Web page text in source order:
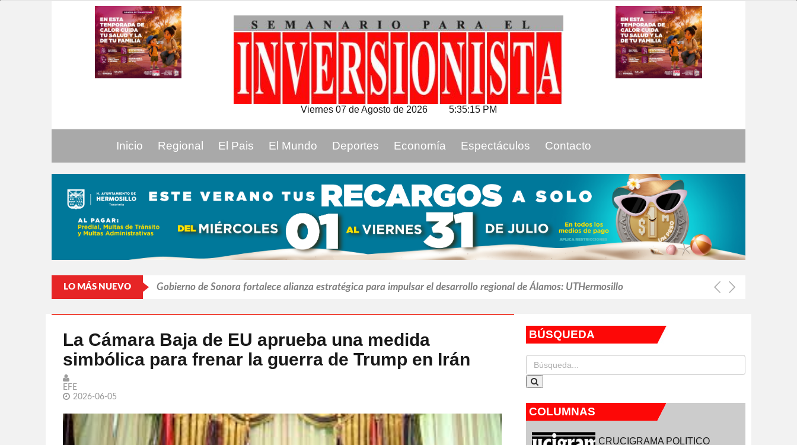
Viernes 07 de Agosto de 2026 5:35:16 PM
Inicio Regional El Pais El Mundo Deportes Economía Espectáculos Contacto
LO MÁS NUEVO Gobierno de Sonora fortalece alianza estratégica para impulsar el desarrollo regional de Álamos: UTHermosillo
Destaca Toño Astiazarán contribución de Camina Segura para mejorar percepción de seguridad en ciudadanos
Impulsa Gobierno de Sonora fortalecimiento empresarial y turístico de Puerto Peñasco: UTPP
La Cámara Baja de EU aprueba una medida
simbólica para frenar la guerra de Trump en Irán
EFE
2026-06-05
BÚSQUEDA
COLUMNAS
CRUCIGRAMA POLITICO